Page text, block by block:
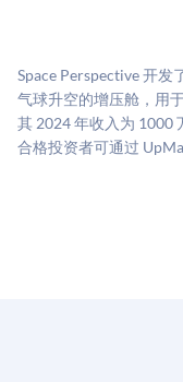
司可比倍数应用私
息不对称。此估值
格存在重大差异。
Space Perspective 开发
气球升空的增压舱，用
其 2024 年收入为 1000
合格投资者可通过